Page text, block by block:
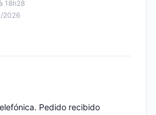
18h28
2026
Pedido recibido